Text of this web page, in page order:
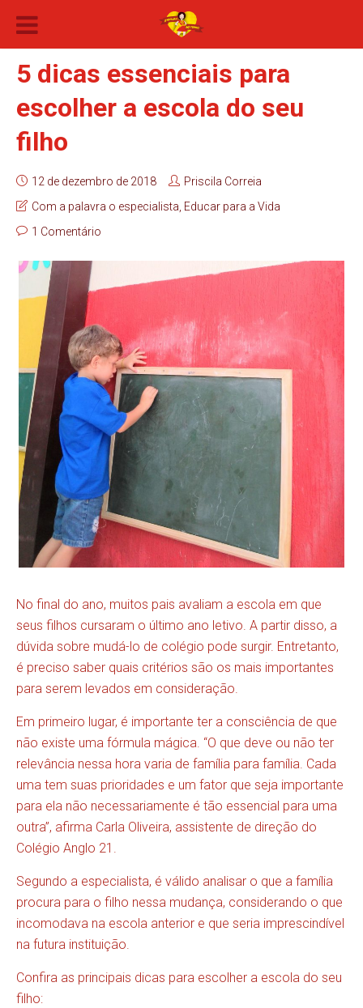
5 dicas essenciais para
escolher a escola do seu
filho
12 de dezembro de 2018
Priscila Correia
Com a palavra o especialista Educar para a Vida
1 Comentário
No final do ano, muitos pais avaliam a escola em que
seus filhos cursaram o último ano letivo. A partir disso, a
dúvida sobre mudá-lo de colégio pode surgir. Entretanto,
é preciso saber quais critérios são os mais importantes
para serem levados em consideração.
Em primeiro lugar, é importante ter a consciência de que
não existe uma fórmula mágica. “O que deve ou não ter
relevância nessa hora varia de família para família. Cada
uma tem suas prioridades e um fator que seja importante
para ela não necessariamente é tão essencial para uma
outra”, afirma Carla Oliveira, assistente de direção do
Colégio Anglo 21.
Segundo a especialista, é válido analisar o que a família
procura para o filho nessa mudança, considerando o que
incomodava na escola anterior e que seria imprescindível
na futura instituição.
Confira as principais dicas para escolher a escola do seu
filho: